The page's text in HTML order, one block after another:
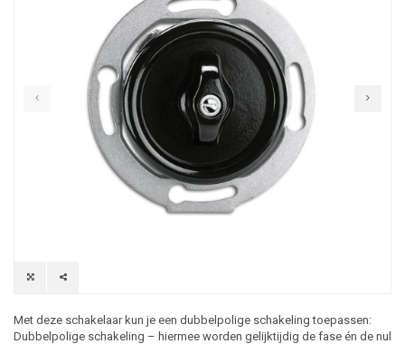
Met deze schakelaar kun je een dubbelpolige schakeling toepassen:
Dubbelpolige schakeling – hiermee worden gelijktijdig de fase én de nul